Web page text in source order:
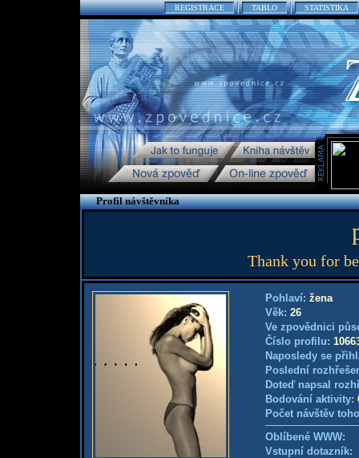
REGISTRACE TABLO STATISTIKA
Profil návštěvníka
Thank you for
Pohlaví: žena
Věk: 26
Ve zpovědnici
Číslo profilu:
Naposledy se
Poslední
Doteď napsal
Bodování aktivity:
Počet návštěv
Oblíbené WWW:
Vstupní